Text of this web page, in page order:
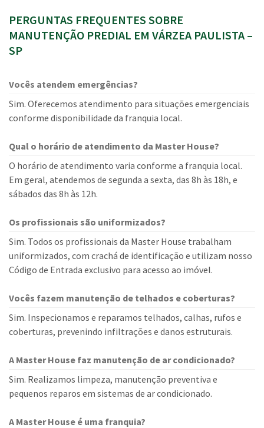
PERGUNTAS FREQUENTES SOBRE
MANUTENÇÃO PREDIAL EM VÁRZEA PAULISTA –
SP
Vocês atendem emergências?
Sim. Oferecemos atendimento para situações emergenciais
conforme disponibilidade da franquia local.
Qual o horário de atendimento da Master House?
O horário de atendimento varia conforme a franquia local.
Em geral, atendemos de segunda a sexta, das 8h às 18h, e
sábados das 8h às 12h.
Os profissionais são uniformizados?
Sim. Todos os profissionais da Master House trabalham
uniformizados, com crachá de identificação e utilizam nosso
Código de Entrada exclusivo para acesso ao imóvel.
Vocês fazem manutenção de telhados e coberturas?
Sim. Inspecionamos e reparamos telhados, calhas, rufos e
coberturas, prevenindo infiltrações e danos estruturais.
A Master House faz manutenção de ar condicionado?
Sim. Realizamos limpeza, manutenção preventiva e
pequenos reparos em sistemas de ar condicionado.
A Master House é uma franquia?